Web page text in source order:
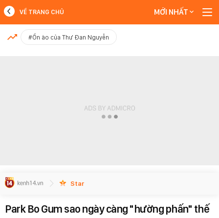
MỚI NHẤT
VỀ TRANG CHỦ MỚI NHẤT
#Ồn ào của Thư Đan Nguyễn
Star
Park Bo Gum sao ngày càng "hường phấn" thế